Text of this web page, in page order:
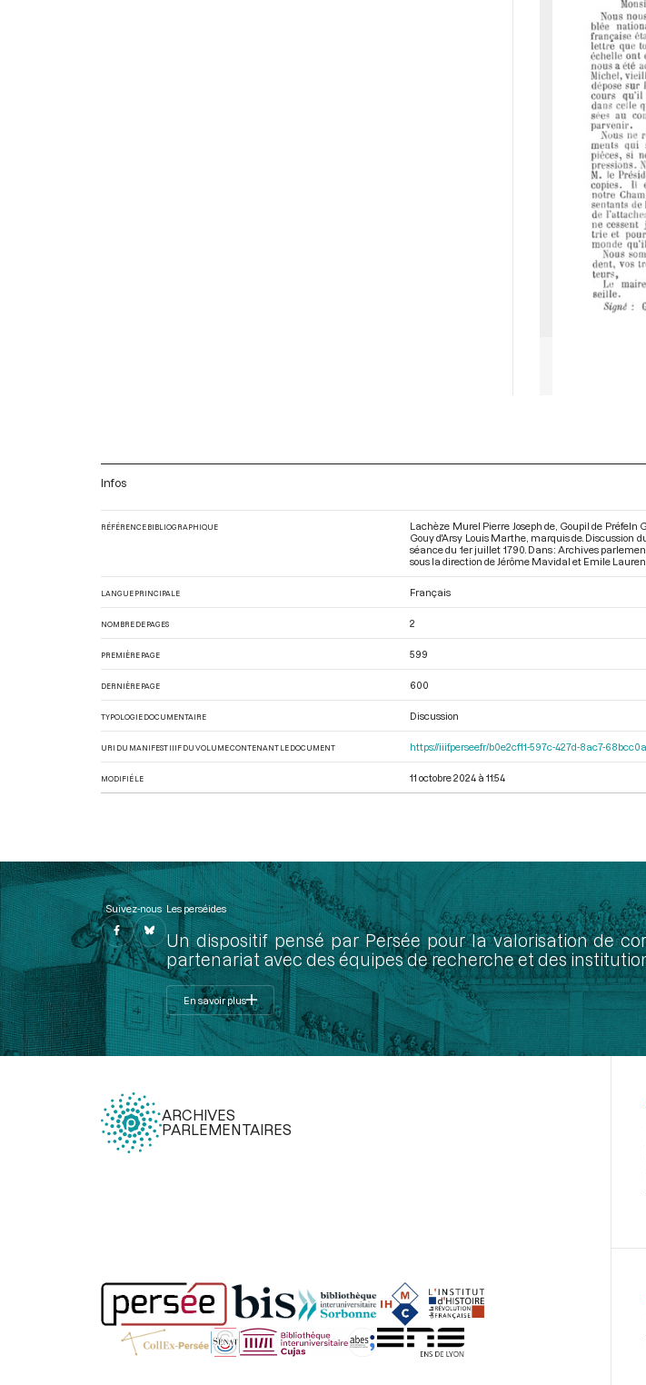
Infos
RÉFÉRENCE BIBLIOGRAPHIQUE
Lachèze Murel Pierre Joseph de, Goupil de
Gouy d'Arsy Louis Marthe, marquis de. Discussion
séance du 1er juillet 1790. Dans : Archives
sous la direction de Jérôme Mavidal et Emile
LANGUE PRINCIPALE Français
NOMBRE DE PAGES 2
PREMIÈRE PAGE 599
DERNIÈRE PAGE 600
TYPOLOGIE DOCUMENTAIRE Discussion
URI DU MANIFEST IIIF DU VOLUME CONTENANT LE DOCUMENT https://iiif.persee.fr/b0e2cf11-597c-427d-8ac7-
MODIFIÉ LE 11 octobre 2024 à 11:54
Suivez-nous Les perséides
Un dispositif pensé par Persée pour la valorisation de
partenariat avec des équipes de recherche et des
En savoir plus
ARCHIVES
PARLEMENTAIRES